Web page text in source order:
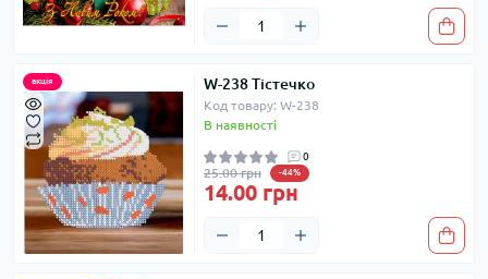
акція W-238 Тістечко
Код товару: W-238
В наявності
0
25.00 грн -44%
14.00 грн